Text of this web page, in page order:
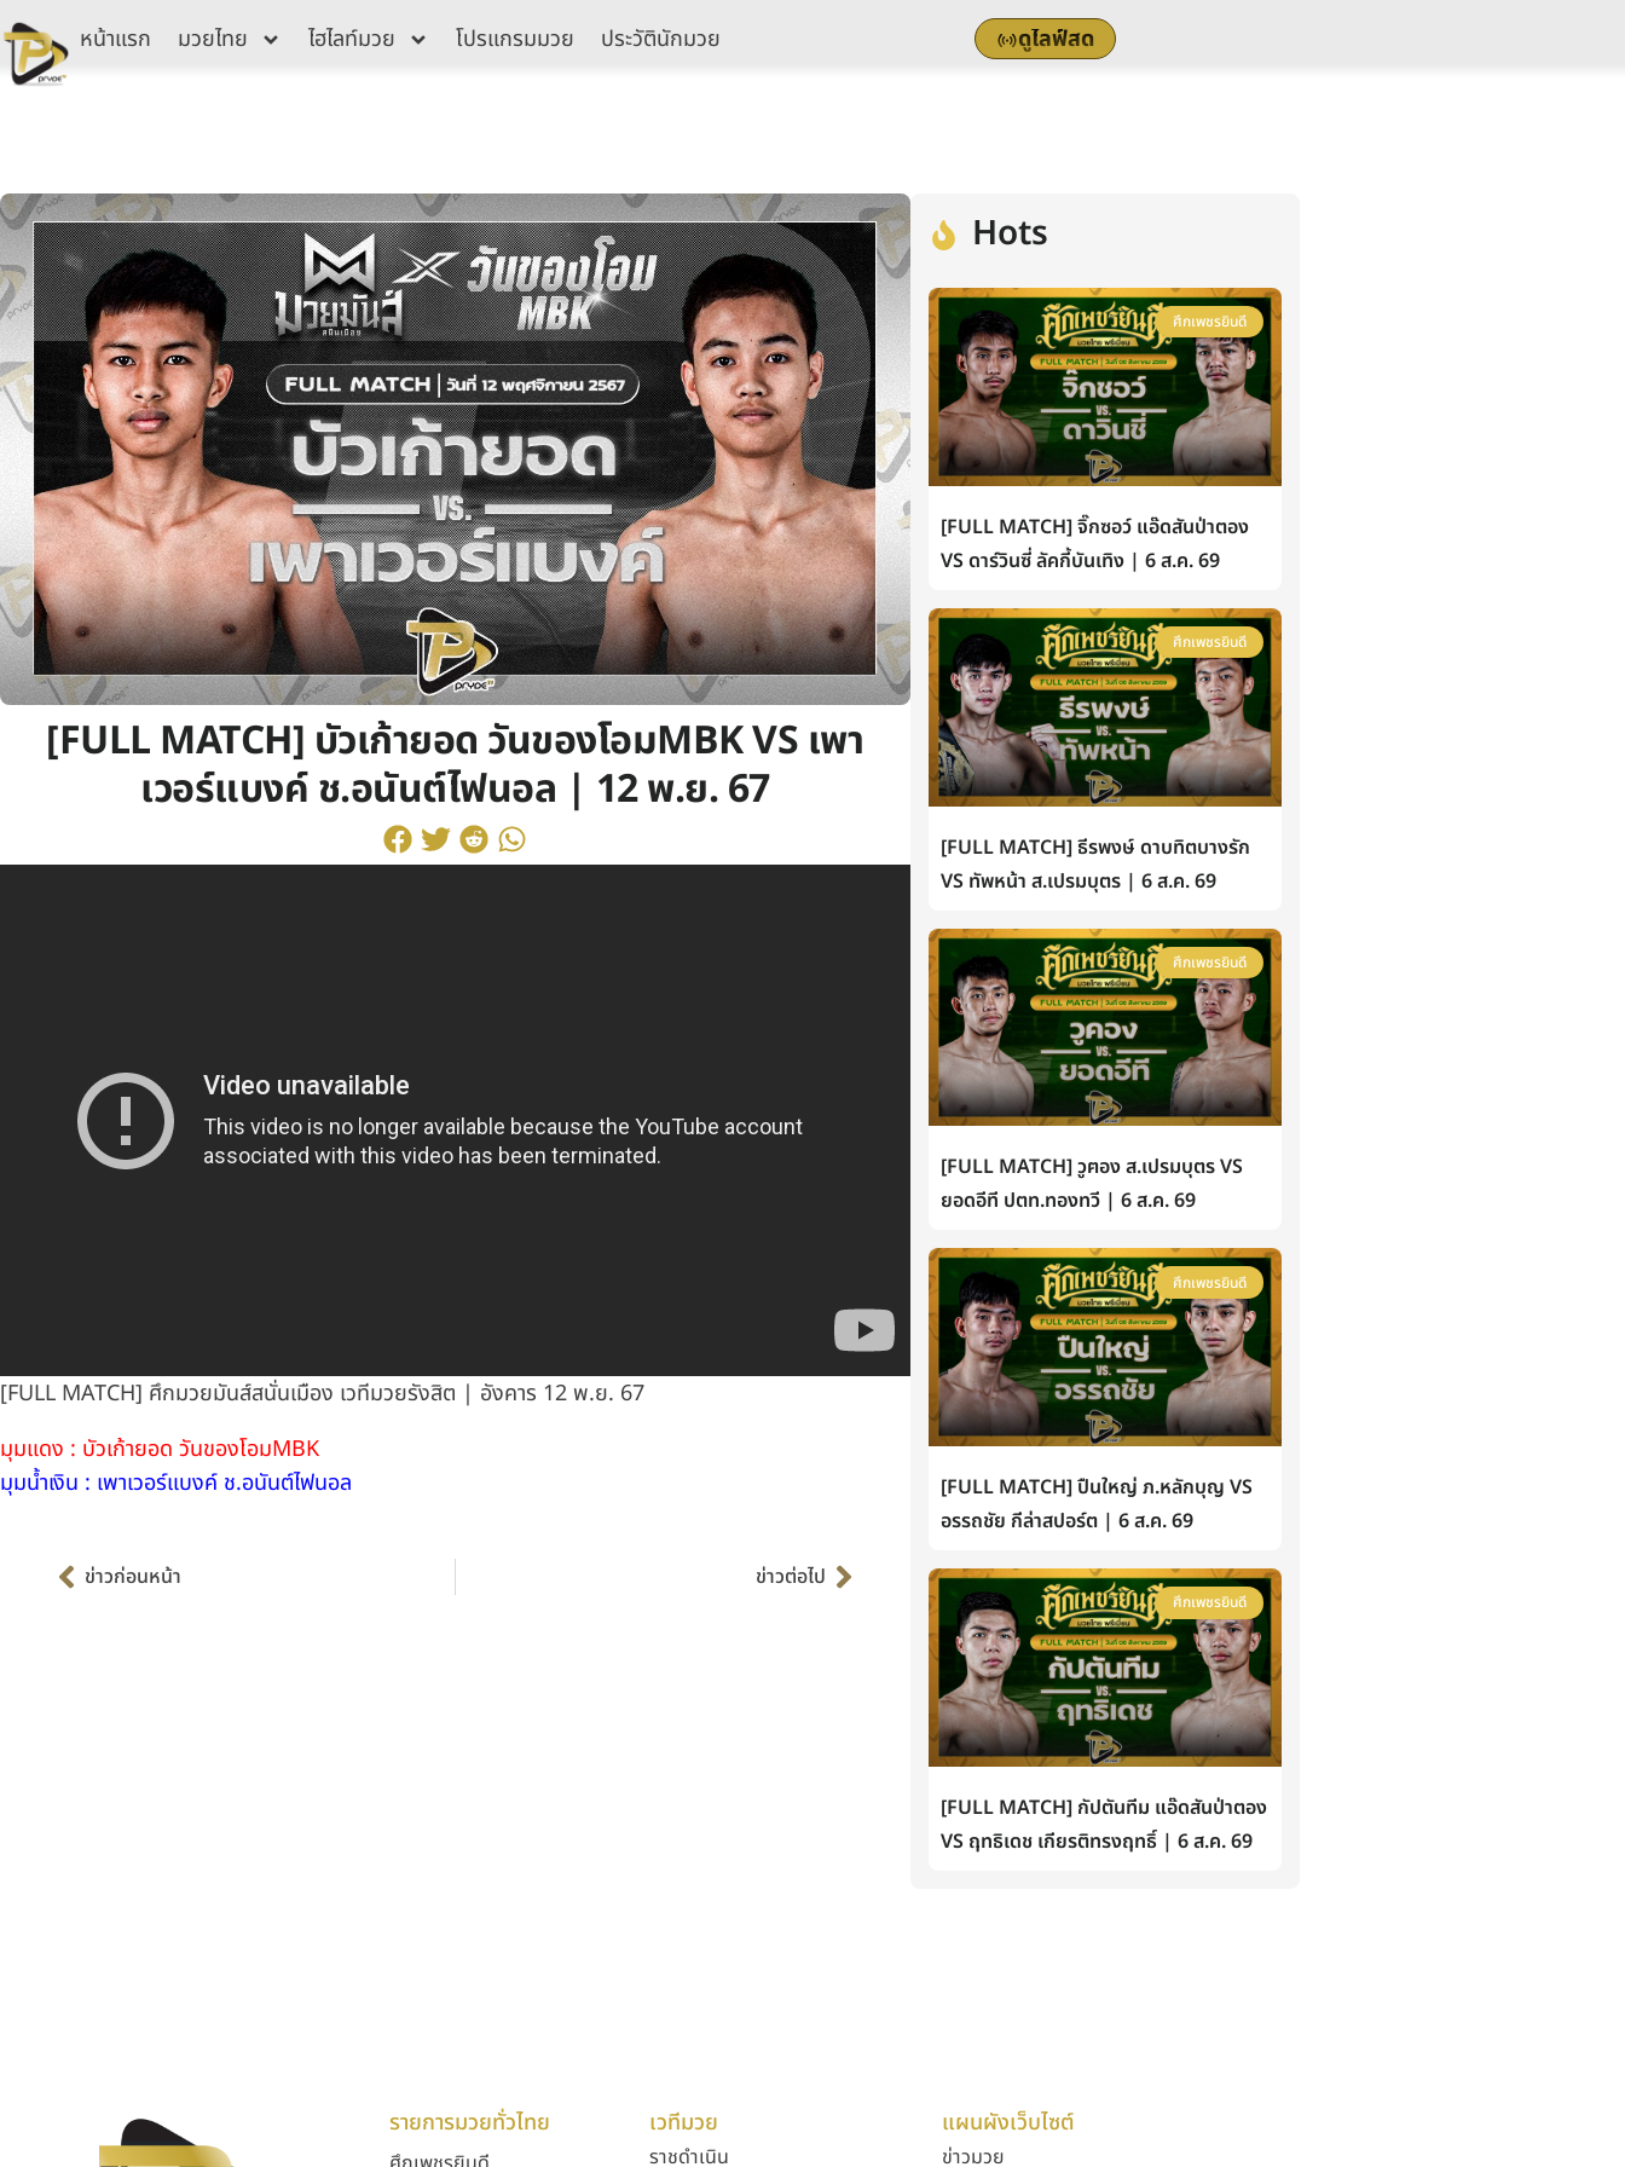
Skip
to
content
หน้าแรก มวยไทย ไฮไลท์มวย โปรแกรมมวย ประวัตินักมวย ดูไลฟ์สด
[FULL MATCH] บัวเก้ายอด วันของโอมMBK VS เพา
เวอร์แบงค์ ช.อนันต์ไฟนอล | 12 พ.ย. 67
[FULL MATCH] ศึกมวยมันส์สนั่นเมือง เวทีมวยรังสิต | อังคาร 12 พ.ย. 67
มุมแดง : บัวเก้ายอด วันของโอมMBK
มุมน้ำเงิน : เพาเวอร์แบงค์ ช.อนันต์ไฟนอล
ข่าวก่อนหน้า ข่าวต่อไป
Hots
ศึกเพชรยินดี
[FULL MATCH] จิ๊กซอว์ แอ๊ดสันป่าตอง
VS ดาร์วินซี่ ลัคกี้บันเทิง | 6 ส.ค. 69
ศึกเพชรยินดี
[FULL MATCH] ธีรพงษ์ ดาบทิตบางรัก
VS ทัพหน้า ส.เปรมบุตร | 6 ส.ค. 69
ศึกเพชรยินดี
[FULL MATCH] วูฅอง ส.เปรมบุตร VS
ยอดอีที ปตท.ทองทวี | 6 ส.ค. 69
ศึกเพชรยินดี
[FULL MATCH] ปืนใหญ่ ภ.หลักบุญ VS
อรรถชัย กีล่าสปอร์ต | 6 ส.ค. 69
ศึกเพชรยินดี
[FULL MATCH] กัปตันทีม แอ๊ดสันป่าตอง
VS ฤทธิเดช เกียรติทรงฤทธิ์ | 6 ส.ค. 69
รายการมวยทั่วไทย เวทีมวย
ราชดำเนิน
แผนผังเว็บไซต์
ข่าวมวย